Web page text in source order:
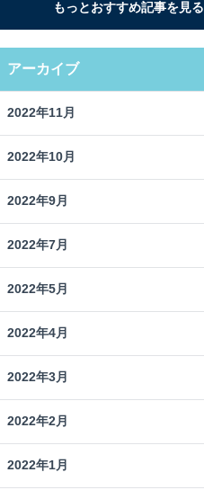
もっとおすすめ記事を見る
アーカイブ
2022年11月
2022年10月
2022年9月
2022年7月
2022年5月
2022年4月
2022年3月
2022年2月
2022年1月